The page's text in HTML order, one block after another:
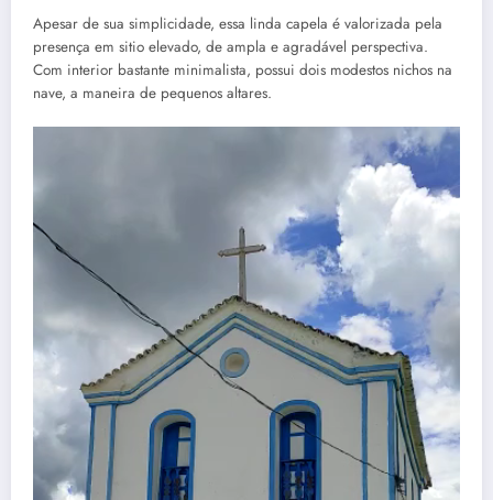
Apesar de sua simplicidade, essa linda capela é valorizada pela
presença em sitio elevado, de ampla e agradável perspectiva.
Com interior bastante minimalista, possui dois modestos nichos na
nave, a maneira de pequenos altares.